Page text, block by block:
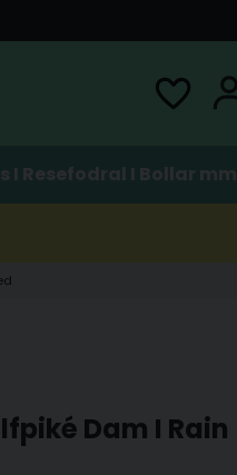
I Resefodral I Bollar mm
Dam I Rain